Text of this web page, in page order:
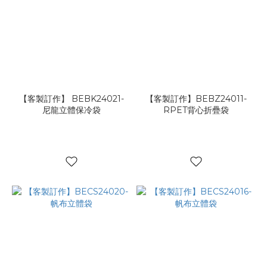
【客製訂作】 BEBK24021-
尼龍立體保冷袋
【客製訂作】BEBZ24011-
RPET背心折疊袋